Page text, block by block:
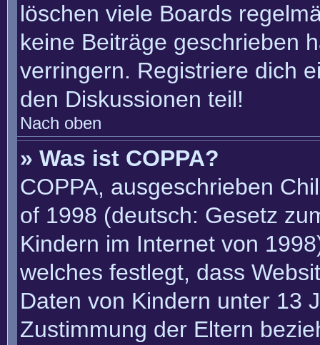
löschen viele Boards
keine Beiträge geschrieben
verringern. Registriere dich
den Diskussionen teil!
Nach oben
» Was ist COPPA?
COPPA, ausgeschrieben
of 1998 (deutsch: Gesetz
Kindern im Internet von
welches festlegt, dass
Daten von Kindern unter 13
Zustimmung der Eltern